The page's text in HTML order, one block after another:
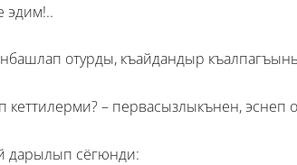
эдим!..
отурды, къайдандыр
кеттилерми? – первасызлыкънен,
дарылып сёгюнди: